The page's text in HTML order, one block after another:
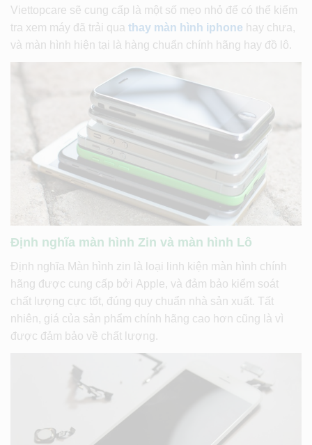
Viettopcare sẽ cung cấp là một số mẹo nhỏ để có thể kiểm
tra xem máy đã trải qua thay màn hình iphone hay chưa,
và màn hình hiện tại là hàng chuẩn chính hãng hay đồ lô.
Định nghĩa màn hình Zin và màn hình Lô
Định nghĩa Màn hình zin là loại linh kiện màn hình chính
hãng được cung cấp bởi Apple, và đảm bảo kiểm soát
chất lượng cực tốt, đúng quy chuẩn nhà sản xuất. Tất
nhiên, giá của sản phẩm chính hãng cao hơn cũng là vì
được đảm bảo về chất lượng.